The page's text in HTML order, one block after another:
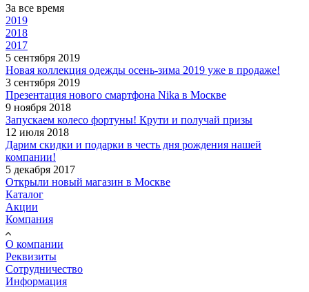
За все время
2019
2018
2017
5 сентября 2019
Новая коллекция одежды осень-зима 2019 уже в продаже!
3 сентября 2019
Презентация нового смартфона Nika в Москве
9 ноября 2018
Запускаем колесо фортуны! Крути и получай призы
12 июля 2018
Дарим скидки и подарки в честь дня рождения нашей
компании!
5 декабря 2017
Открыли новый магазин в Москве
Каталог
Акции
Компания
О компании
Реквизиты
Сотрудничество
Информация